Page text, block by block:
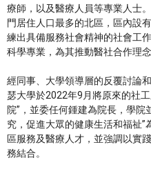
療師，以及醫療人員等專業人士
門居住人口最多的北區，區內設
練出具備服務社會精神的社會工
科學專業，為其推動醫社合作理
經同事、大學領導層的反覆討論
瑟大學於2022年9月將原來的社
院”，並委任何鍾建為院長，學院
究，促進大眾的健康生活和福祉
區服務及醫療人才，並強調以實
務結合。